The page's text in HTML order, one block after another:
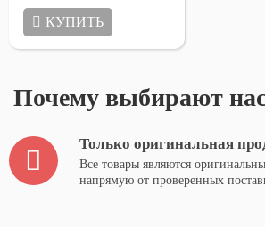
КУПИТЬ
Почему выбирают
Только оригинальная
Все товары являются
напрямую от проверенных